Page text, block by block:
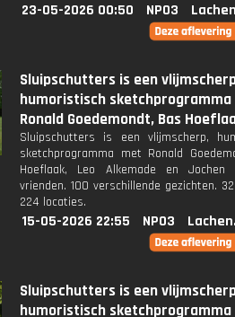
23-05-2026 00:50 NPO3
Sluipschutters is een
humoristisch
Ronald Goedemondt, Bas
Sluipschutters is een vlijmscherp,
sketchprogramma met Ronald
Hoeflaak, Leo Alkemade en
vrienden. 100 verschillende gezichten.
224 locaties.
15-05-2026 22:55 NPO3
Sluipschutters is een
humoristisch